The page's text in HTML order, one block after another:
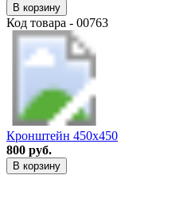
В корзину
Код товара - 00763
Кронштейн 450х450
800 руб.
В корзину